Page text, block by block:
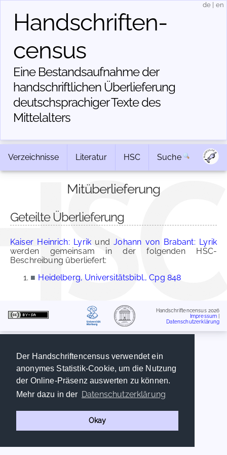
Der Handschriftencensus verwendet ein
anonymes Statistik-Cookie, um die Nutzung
der Online-Präsenz auswerten zu können.
Mehr dazu in der Datenschutzerklärung
Okay
Handschriften­
census
Eine Bestandsaufnahme der
handschriftlichen Über­lieferung
deutschsprachiger Texte des
Mittelalters
de en
Verzeichnisse Literatur HSC Suche
Mitüberlieferung
Geteilte Überlieferung
Kaiser Heinrich: Lyrik undJohann von Brabant: Lyrik
werden gemeinsam in der folgenden HSC-
Beschreibung überliefert:
■ Heidelberg, Universitätsbibl., Cpg 848
Handschriftencensus 2026
Impressum
Datenschutzerklärung